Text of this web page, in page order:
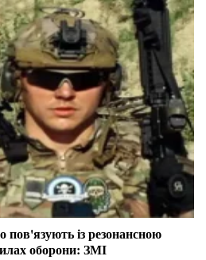
пов'язують із резонансною
оборони: ЗМІ